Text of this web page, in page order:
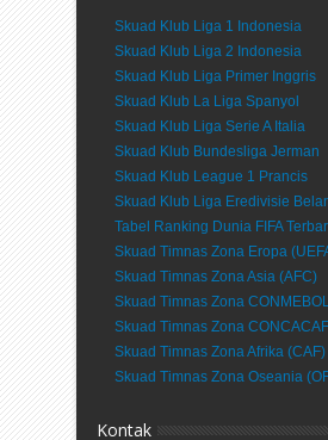
Skuad Klub Liga 1 Indonesia
Skuad Klub Liga 2 Indonesia
Skuad Klub Liga Primer Inggris
Skuad Klub La Liga Spanyol
Skuad Klub Liga Serie A Italia
Skuad Klub Bundesliga Jerman
Skuad Klub League 1 Prancis
Skuad Klub Liga Eredivisie
Tabel Ranking Dunia FIFA
Skuad Timnas Zona Eropa
Skuad Timnas Zona Asia (AFC)
Skuad Timnas Zona
Skuad Timnas Zona CONCACAF
Skuad Timnas Zona Afrika (CAF)
Skuad Timnas Zona Oseania
Kontak